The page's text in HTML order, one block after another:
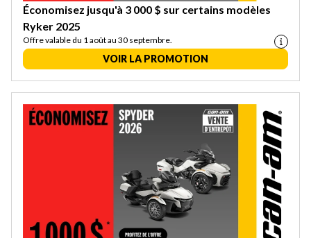
Économisez jusqu'à 3 000 $ sur certains modèles
Ryker 2025
Offre valable du 1 août au 30 septembre.
VOIR LA PROMOTION